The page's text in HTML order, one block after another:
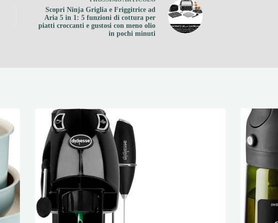
Scopri Ninja Griglia e Friggitrice ad
Aria 5 in 1: 5 funzioni di cottura per
piatti croccanti e gustosi con meno olio
in pochi minuti